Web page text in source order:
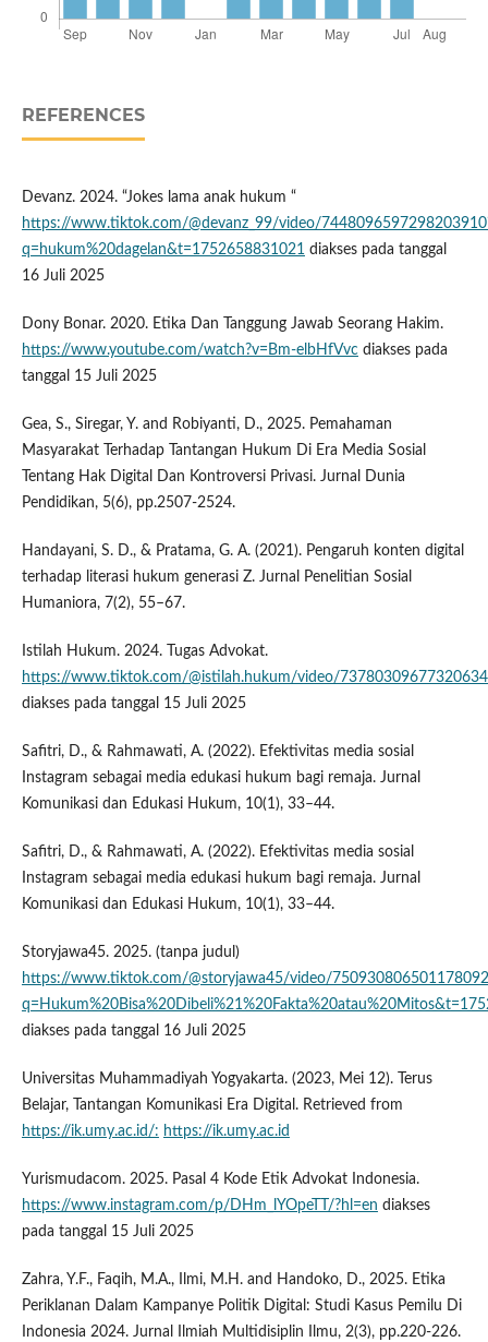
REFERENCES
Devanz. 2024. “Jokes lama anak hukum “
https://www.tiktok.com/@devanz_99/video/
q=hukum%20dagelan&t=1752658831021diakses pada tanggal
16 Juli 2025
Dony Bonar. 2020. Etika Dan Tanggung Jawab Seorang Hakim.
https://www.youtube.com/watch?v=Bm-elbHfVvcdiakses pada
tanggal 15 Juli 2025
Gea, S., Siregar, Y. and Robiyanti, D., 2025. Pemahaman
Masyarakat Terhadap Tantangan Hukum Di Era Media Sosial
Tentang Hak Digital Dan Kontroversi Privasi. Jurnal Dunia
Pendidikan, 5(6), pp.2507-2524.
Handayani, S. D., & Pratama, G. A. (2021). Pengaruh konten digital
terhadap literasi hukum generasi Z. Jurnal Penelitian Sosial
Humaniora, 7(2), 55–67.
Istilah Hukum. 2024. Tugas Advokat.
https://www.tiktok.com/@istilah.hukum/video/
diakses pada tanggal 15 Juli 2025
Safitri, D., & Rahmawati, A. (2022). Efektivitas media sosial
Instagram sebagai media edukasi hukum bagi remaja. Jurnal
Komunikasi dan Edukasi Hukum, 10(1), 33–44.
Safitri, D., & Rahmawati, A. (2022). Efektivitas media sosial
Instagram sebagai media edukasi hukum bagi remaja. Jurnal
Komunikasi dan Edukasi Hukum, 10(1), 33–44.
Storyjawa45. 2025. (tanpa judul)
https://www.tiktok.com/@storyjawa45/video/
diakses pada tanggal 16 Juli 2025
Universitas Muhammadiyah Yogyakarta. (2023, Mei 12). Terus
Belajar, Tantangan Komunikasi Era Digital. Retrieved from
https://ik.umy.ac.id/: https://ik.umy.ac.id
Yurismudacom. 2025. Pasal 4 Kode Etik Advokat Indonesia.
https://www.instagram.com/p/DHm_lYOpeTT/?hl=en diakses
pada tanggal 15 Juli 2025
Zahra, Y.F., Faqih, M.A., Ilmi, M.H. and Handoko, D., 2025. Etika
Periklanan Dalam Kampanye Politik Digital: Studi Kasus Pemilu Di
Indonesia 2024. Jurnal Ilmiah Multidisiplin Ilmu, 2(3), pp.220-226.